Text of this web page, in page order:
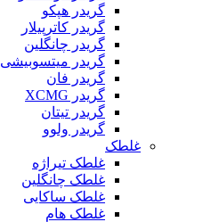
گریدر هپکو
گریدر کاترپیلار
گریدر چانگلین
گریدر میتسوبیشی
گریدر فان
گریدر XCMG
گریدر تیتان
گریدر ولوو
غلطک
غلطک تیراژه
غلطک چانگلین
غلطک ساکایی
غلطک هام